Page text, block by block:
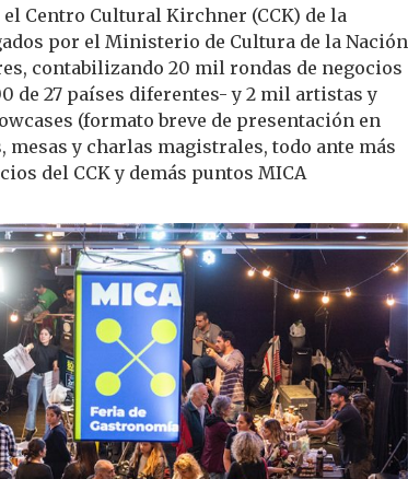
Centro Cultural Kirchner (CCK) de la
por el Ministerio de Cultura de la Nación
contabilizando 20 mil rondas de negocios
de 27 países diferentes- y 2 mil artistas y
(formato breve de presentación en
y charlas magistrales, todo ante más
del CCK y demás puntos MICA